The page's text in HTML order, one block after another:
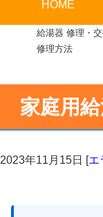
HOME
給湯器 修理・
修理方法
家庭用
2023年11月15日 [エ